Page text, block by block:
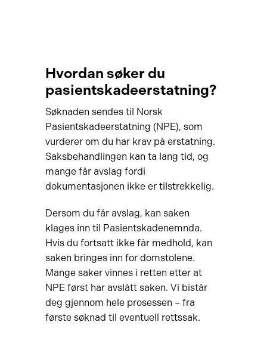
Hvordan søker du
pasientskadeerstatning?
Søknaden sendes til Norsk
Pasientskadeerstatning (NPE), som
vurderer om du har krav på erstatning.
Saksbehandlingen kan ta lang tid, og
mange får avslag fordi
dokumentasjonen ikke er tilstrekkelig.
Dersom du får avslag, kan saken
klages inn til Pasientskadenemnda.
Hvis du fortsatt ikke får medhold, kan
saken bringes inn for domstolene.
Mange saker vinnes i retten etter at
NPE først har avslått saken. Vi bistår
deg gjennom hele prosessen – fra
første søknad til eventuell rettssak.